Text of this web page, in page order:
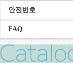
안전번호
FAQ